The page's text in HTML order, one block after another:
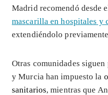
Madrid recomendó desde
mascarilla en hospitales y
extendiéndolo
Otras comunidades
y Murcia han impuesto la
sanitarios, mientras que